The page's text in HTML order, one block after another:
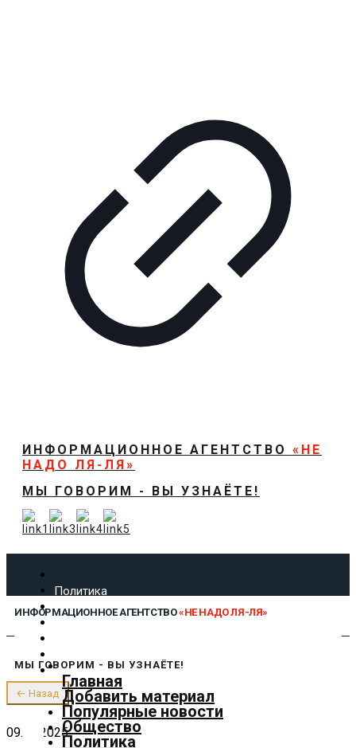
ИНФОРМАЦИОННОЕ АГЕНТСТВО «НЕ
НАДО ЛЯ-ЛЯ»
МЫ ГОВОРИМ - ВЫ УЗНАЁТЕ!
Политика
Экономика
Культура
Предложить новость
О нас
ИНФОРМАЦИОННОЕ АГЕНТСТВО«НЕ НАДО ЛЯ-ЛЯ»
Главная
Добавить материал
Популярные новости
Общество
Политика
МЫ ГОВОРИМ - ВЫ УЗНАЁТЕ!
← Назад
09.07.2025